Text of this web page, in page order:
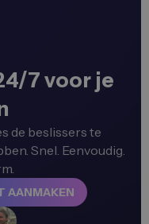
7 voor je
de beslissers te
Snel. Eenvoudig.
AANMAKEN